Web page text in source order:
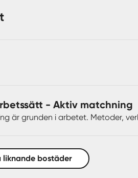
från länsstyrelsen men detta är
och tomt bör bebyggas på
är utan tvekan för er som åker till
att kontakta ansvarig mäklare
- Aktiv matchning
är grunden i arbetet. Metoder,
liknande bostäder